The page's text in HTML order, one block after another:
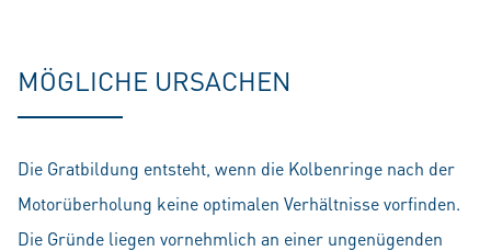
MÖGLICHE URSACHEN
Die Gratbildung entsteht, wenn die Kolbenringe nach der
Motorüberholung keine optimalen Verhältnisse vorfinden.
Die Gründe liegen vornehmlich an einer ungenügenden